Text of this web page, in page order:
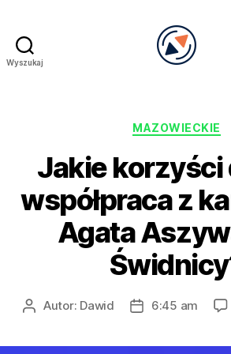
Wyszukaj
Kategorie
MAZOWIECKIE
Jakie korzyści
współpraca z
Agata
AutorAutor: Dawid
Data6:45 am